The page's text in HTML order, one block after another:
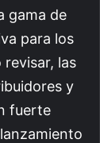
gama de
para los
las
y
fuerte